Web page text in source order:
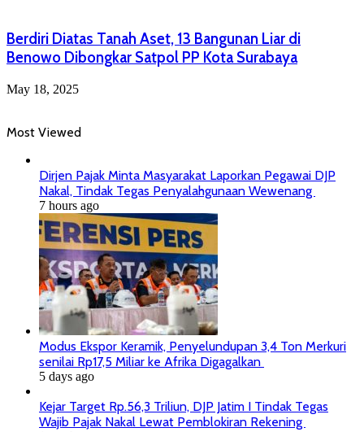
Berdiri Diatas Tanah Aset, 13 Bangunan Liar di
Benowo Dibongkar Satpol PP Kota Surabaya
May 18, 2025
Most Viewed
Dirjen Pajak Minta Masyarakat Laporkan Pegawai DJP
Nakal, Tindak Tegas Penyalahgunaan Wewenang
7 hours ago
Modus Ekspor Keramik, Penyelundupan 3,4 Ton Merkuri
senilai Rp17,5 Miliar ke Afrika Digagalkan
5 days ago
Kejar Target Rp.56,3 Triliun, DJP Jatim I Tindak Tegas
Wajib Pajak Nakal Lewat Pemblokiran Rekening